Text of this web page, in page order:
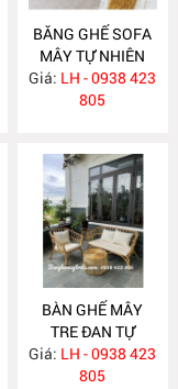
BĂNG GHẾ SOFA
MÂY TỰ NHIÊN
MA597
Giá: LH - 0938 423
805
BÀN GHẾ MÂY
TRE ĐAN TỰ
NHIÊN MA587
Giá: LH - 0938 423
805